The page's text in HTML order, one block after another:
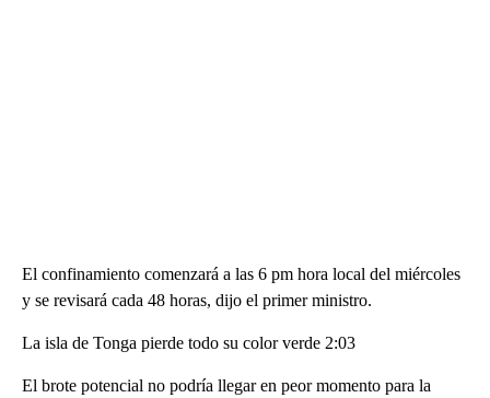
El confinamiento comenzará a las 6 pm hora local del miércoles
y se revisará cada 48 horas, dijo el primer ministro.
La isla de Tonga pierde todo su color verde 2:03
El brote potencial no podría llegar en peor momento para la